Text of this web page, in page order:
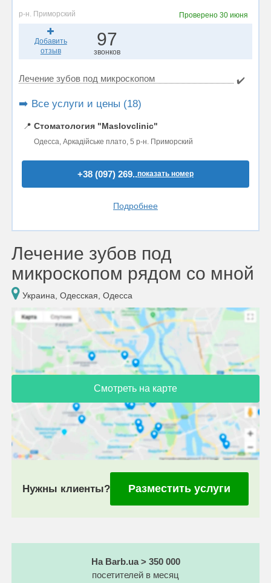
р-н. Приморский Проверено 30 июня
Добавить
отзыв
97
звонков
Лечение зубов под микроскопом ✔️
➡️ Все услуги и цены (18)
📍 Стоматология "Maslovclinic"
Одесса, Аркадійське плато, 5 р-н. Приморский
+38 (097) 269..показать номер
Подробнее
Лечение зубов под
микроскопом рядом со мной
Украина, Одесская, Одесса
Смотреть на карте
Нужны клиенты? Разместить услуги
На Barb.ua > 350 000
посетителей в месяц